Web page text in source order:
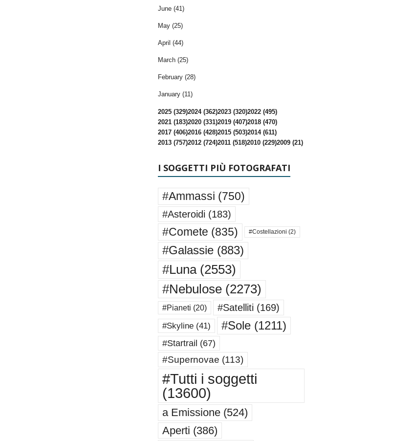
June (41)
May (25)
April (44)
March (25)
February (28)
January (11)
2025 (329)2024 (362)2023 (320)2022 (495)
2021 (183)2020 (331)2019 (407)2018 (470)
2017 (406)2016 (428)2015 (503)2014 (611)
2013 (757)2012 (724)2011 (518)2010 (229)2009 (21)
I SOGGETTI PIÙ FOTOGRAFATI
#Ammassi (750)
#Asteroidi (183)
#Comete (835) #Costellazioni (2)
#Galassie(883)
#Luna(2553)
#Nebulose(2273)
#Pianeti (20) #Satelliti (169)
#Skyline(41) #Sole(1211)
#Startrail (67)
#Supernovae (113)
#Tutti i soggetti
(13600)
a Emissione(524)
Aperti (386)